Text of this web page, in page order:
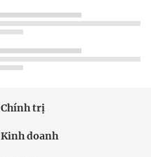
Chính trị
Kinh doanh